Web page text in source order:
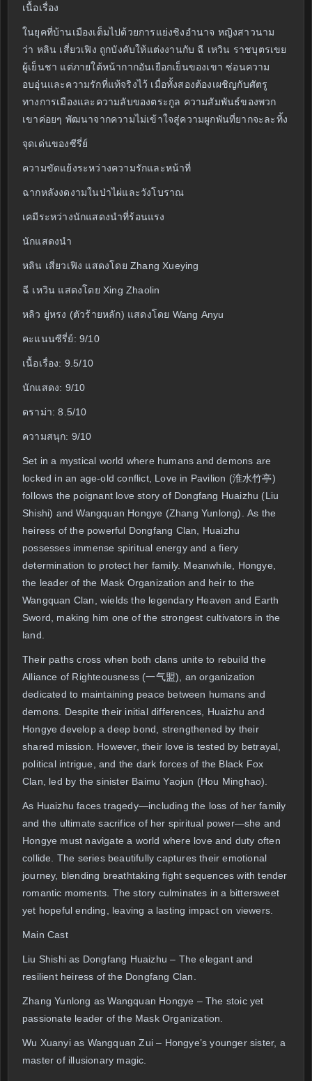
เนื้อเรื่อง
ในยุคที่บ้านเมืองเต็มไปด้วยการแย่งชิงอำนาจ หญิงสาวนาม
ว่า หลิน เสี่ยวเฟิง ถูกบังคับให้แต่งงานกับ ฉี เหวิน ราชบุตรเขย
ผู้เย็นชา แต่ภายใต้หน้ากากอันเยือกเย็นของเขา ซ่อนความ
อบอุ่นและความรักที่แท้จริงไว้ เมื่อทั้งสองต้องเผชิญกับศัตรู
ทางการเมืองและความลับของตระกูล ความสัมพันธ์ของพวก
เขาค่อยๆ พัฒนาจากความไม่เข้าใจสู่ความผูกพันที่ยากจะละทิ้ง
จุดเด่นของซีรี่ย์
ความขัดแย้งระหว่างความรักและหน้าที่
ฉากหลังงดงามในป่าไผ่และวังโบราณ
เคมีระหว่างนักแสดงนำที่ร้อนแรง
นักแสดงนำ
หลิน เสี่ยวเฟิง แสดงโดย Zhang Xueying
ฉี เหวิน แสดงโดย Xing Zhaolin
หลิว ยู่หรง (ตัวร้ายหลัก) แสดงโดย Wang Anyu
คะแนนซีรี่ย์: 9/10
เนื้อเรื่อง: 9.5/10
นักแสดง: 9/10
ดราม่า: 8.5/10
ความสนุก: 9/10
Set in a mystical world where humans and demons are
locked in an age-old conflict, Love in Pavilion (淮水竹亭)
follows the poignant love story of Dongfang Huaizhu (Liu
Shishi) and Wangquan Hongye (Zhang Yunlong). As the
heiress of the powerful Dongfang Clan, Huaizhu
possesses immense spiritual energy and a fiery
determination to protect her family. Meanwhile, Hongye,
the leader of the Mask Organization and heir to the
Wangquan Clan, wields the legendary Heaven and Earth
Sword, making him one of the strongest cultivators in the
land.
Their paths cross when both clans unite to rebuild the
Alliance of Righteousness (一气盟), an organization
dedicated to maintaining peace between humans and
demons. Despite their initial differences, Huaizhu and
Hongye develop a deep bond, strengthened by their
shared mission. However, their love is tested by betrayal,
political intrigue, and the dark forces of the Black Fox
Clan, led by the sinister Baimu Yaojun (Hou Minghao).
As Huaizhu faces tragedy—including the loss of her family
and the ultimate sacrifice of her spiritual power—she and
Hongye must navigate a world where love and duty often
collide. The series beautifully captures their emotional
journey, blending breathtaking fight sequences with tender
romantic moments. The story culminates in a bittersweet
yet hopeful ending, leaving a lasting impact on viewers.
Main Cast
Liu Shishi as Dongfang Huaizhu – The elegant and
resilient heiress of the Dongfang Clan.
Zhang Yunlong as Wangquan Hongye – The stoic yet
passionate leader of the Mask Organization.
Wu Xuanyi as Wangquan Zui – Hongye’s younger sister, a
master of illusionary magic.